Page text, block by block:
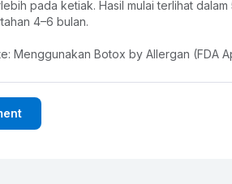
pada ketiak. Hasil mulai terlihat
4–6 bulan.
Menggunakan Botox by Allergan (FDA